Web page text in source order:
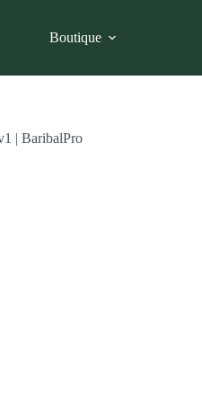
Boutique
| BaribalPro